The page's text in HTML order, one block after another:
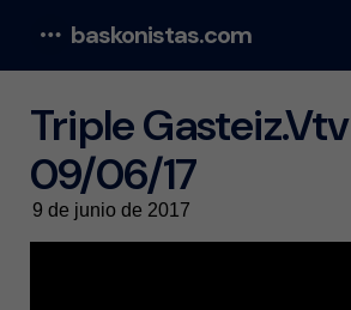
baskonistas.com
Triple Gasteiz.Vtv
09/06/17
9 de junio de 2017